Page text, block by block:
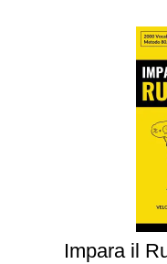
Impara il